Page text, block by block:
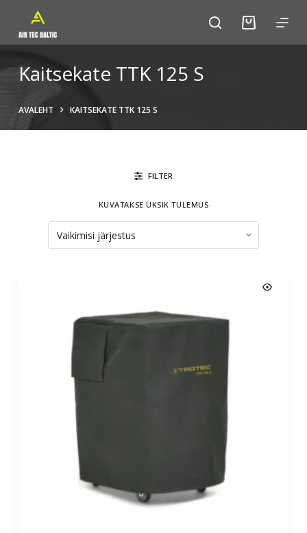
k
i
p
o
Kaitsekate TTK 125 S
AVALEHT KAITSEKATE TTK 125 S
FILTER
KUVATAKSE ÜKSIK TULEMUS